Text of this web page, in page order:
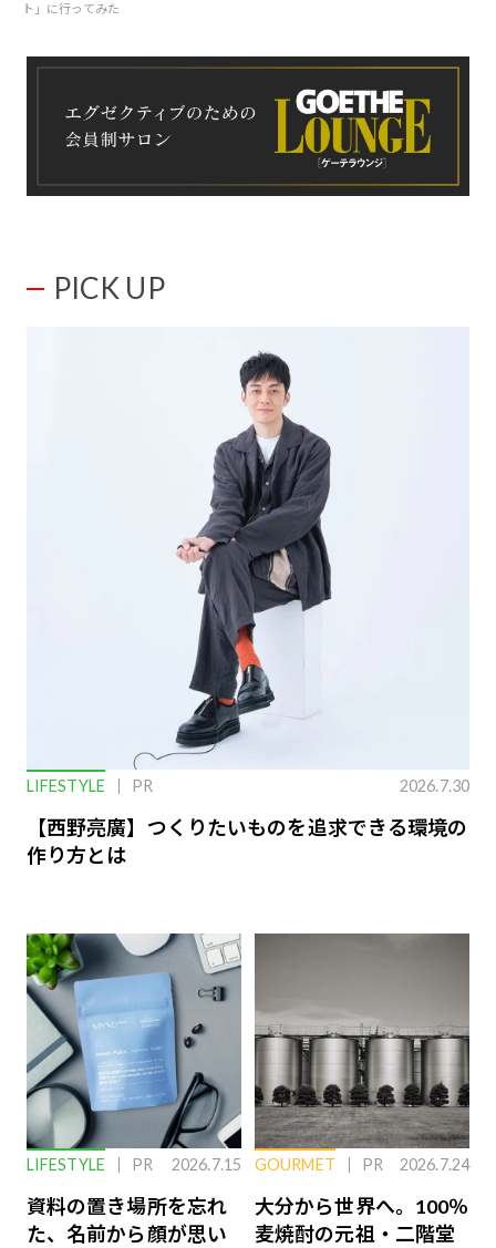
ト」に行ってみた
PICK UP
LIFESTYLE PR 2026.7.30
【西野亮廣】つくりたいものを追求できる環境の
作り方とは
LIFESTYLE PR 2026.7.15
資料の置き場所を忘れ
た、名前から顔が思い
GOURMET PR 2026.7.24
大分から世界へ。100％
麦焼酎の元祖・二階堂